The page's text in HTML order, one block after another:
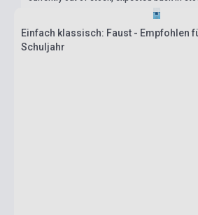
Einfach klassisch: Faust - Empfohlen
Schuljahr